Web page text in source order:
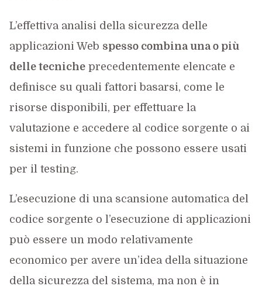
L’effettiva analisi della sicurezza delle
applicazioni Web spesso combina una o più
delle tecnicheprecedentemente elencate e
definisce su quali fattori basarsi, come le
risorse disponibili, per effettuare la
valutazione e accedere al codice sorgente o ai
sistemi in funzione che possono essere usati
per il testing.
L’esecuzione di una scansione automatica del
codice sorgente o l’esecuzione di applicazioni
può essere un modo relativamente
economico per avere un’idea della situazione
della sicurezza del sistema, ma non è in